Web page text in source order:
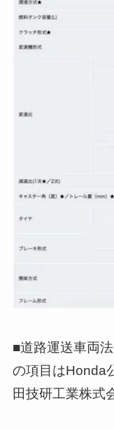
■道路運送車両
の項目は
田技研工業株式